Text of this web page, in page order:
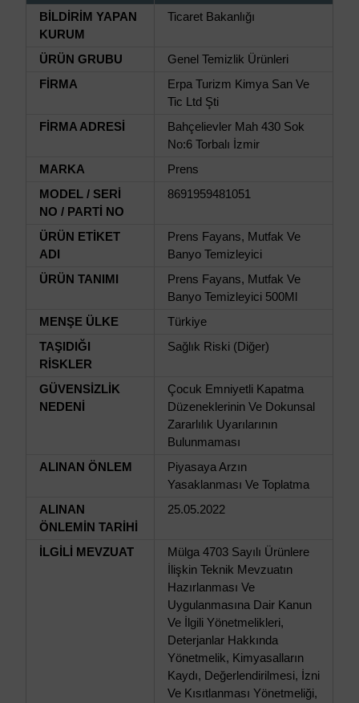
BİLDİRİM YAPAN
KURUM
Ticaret Bakanlığı
ÜRÜN GRUBU
Genel Temizlik Ürünleri
FİRMA
Erpa Turizm Kimya San Ve
Tic Ltd Şti
FİRMA ADRESİ
Bahçelievler Mah 430 Sok
No:6 Torbalı İzmir
MARKA
Prens
MODEL / SERİ
NO / PARTİ NO
8691959481051
ÜRÜN ETİKET
ADI
Prens Fayans, Mutfak Ve
Banyo Temizleyici
ÜRÜN TANIMI
Prens Fayans, Mutfak Ve
Banyo Temizleyici 500Ml
MENŞE ÜLKE
Türkiye
TAŞIDIĞI
RİSKLER
Sağlık Riski (Diğer)
GÜVENSİZLİK
NEDENİ
Çocuk Emniyetli Kapatma
Düzeneklerinin Ve Dokunsal
Zararlılık Uyarılarının
Bulunmaması
ALINAN ÖNLEM
Piyasaya Arzın
Yasaklanması Ve Toplatma
ALINAN
ÖNLEMİN TARİHİ
25.05.2022
İLGİLİ MEVZUAT
Mülga 4703 Sayılı Ürünlere
İlişkin Teknik Mevzuatın
Hazırlanması Ve
Uygulanmasına Dair Kanun
Ve İlgili Yönetmelikleri,
Deterjanlar Hakkında
Yönetmelik, Kimyasalların
Kaydı, Değerlendirilmesi, İzni
Ve Kısıtlanması Yönetmeliği,